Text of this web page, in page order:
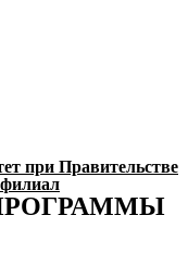
при Правительстве